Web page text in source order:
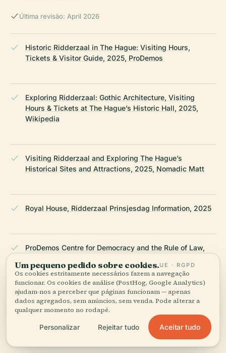
Última revisão: April 2026
Historic Ridderzaal in The Hague: Visiting Hours,
Tickets & Visitor Guide, 2025, ProDemos
Exploring Ridderzaal: Gothic Architecture, Visiting
Hours & Tickets at The Hague’s Historic Hall, 2025,
Wikipedia
Visiting Ridderzaal and Exploring The Hague’s
Historical Sites and Attractions, 2025, Nomadic Matt
Royal House, Ridderzaal Prinsjesdag Information, 2025
ProDemos Centre for Democracy and the Rule of Law,
Live the World, Ridderzaal Activity Overview, 2025
Um pequeno pedido sobre cookies.UE · RGPD
Os cookies estritamente necessários fazem a navegação
funcionar. Os cookies de análise (PostHog, Google Analytics)
ajudam-nos a perceber que páginas funcionam — apenas
dados agregados, sem anúncios, sem venda. Pode alterar a
qualquer momento no rodapé.
Personalizar Rejeitar tudo Aceitar tudo